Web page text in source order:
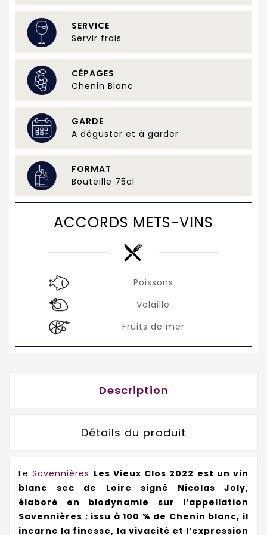
SERVICE
Servir frais
CÉPAGES
Chenin Blanc
GARDE
A déguster et à garder
FORMAT
Bouteille 75cl
ACCORDS METS-VINS
Poissons
Volaille
Fruits de mer
Description
Détails du produit
LeSavennières Les Vieux Clos 2022 est un vin
blanc sec de Loire signé Nicolas Joly,
élaboré en biodynamie sur l’appellation
Savennières ; issu à 100 % de Chenin blanc, il
incarne la finesse, la vivacité et l’expression